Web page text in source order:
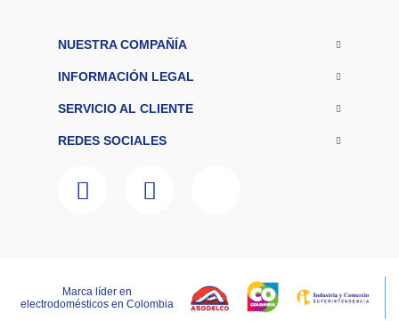
NUESTRA COMPAÑÍA
INFORMACIÓN LEGAL
SERVICIO AL CLIENTE
LAGOBO DISTRIBUCIONES S.A.S – NIT 800.135.342-6
REDES SOCIALES
Marca líder en
electrodomésticos en Colombia